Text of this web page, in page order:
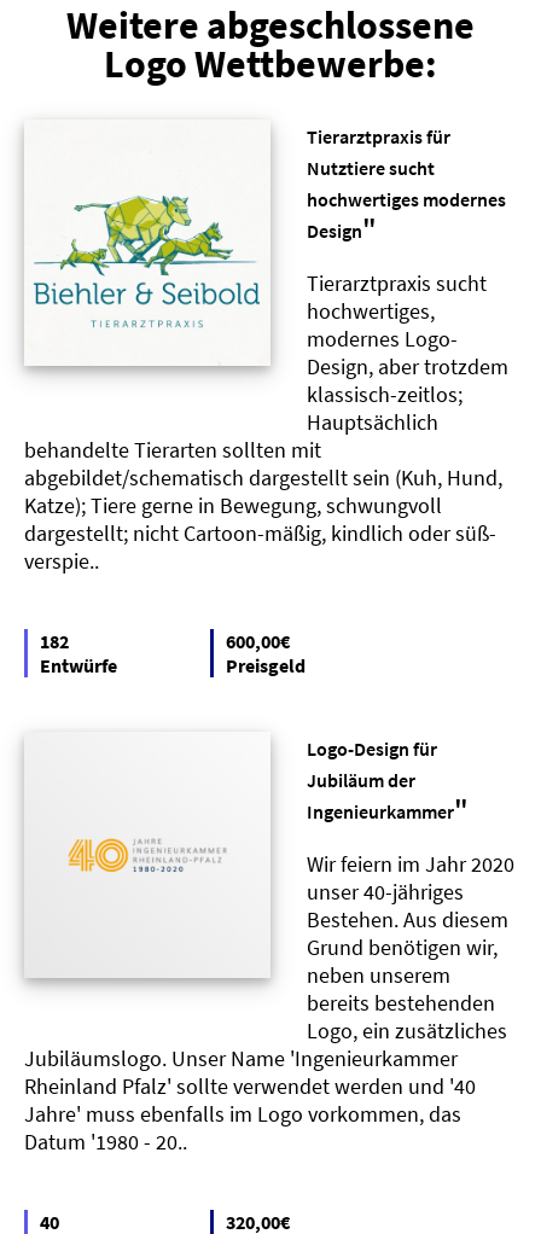
Weitere abgeschlossene
Logo Wettbewerbe:
Tierarztpraxis für
Nutztiere sucht
hochwertiges modernes
Design"
Tierarztpraxis sucht
hochwertiges,
modernes Logo-
Design, aber trotzdem
klassisch-zeitlos;
Hauptsächlich
behandelte Tierarten sollten mit
abgebildet/schematisch dargestellt sein (Kuh, Hund,
Katze); Tiere gerne in Bewegung, schwungvoll
dargestellt; nicht Cartoon-mäßig, kindlich oder süß-
verspie..
182
Entwürfe
600,00€
Preisgeld
Logo-Design für
Jubiläum der
Ingenieurkammer"
Wir feiern im Jahr 2020
unser 40-jähriges
Bestehen. Aus diesem
Grund benötigen wir,
neben unserem
bereits bestehenden
Logo, ein zusätzliches
Jubiläumslogo. Unser Name 'Ingenieurkammer
Rheinland Pfalz' sollte verwendet werden und '40
Jahre' muss ebenfalls im Logo vorkommen, das
Datum '1980 - 20..
40 320,00€